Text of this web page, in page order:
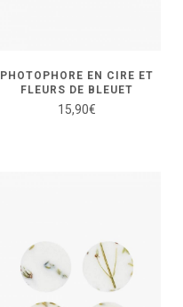
PHOTOPHORE EN CIRE ET
FLEURS DE BLEUET
15,90€